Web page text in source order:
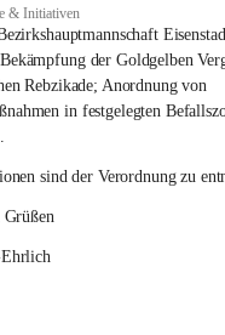
& Initiativen
der Goldgelben
Rebzikade; Anordnung von
in festgelegten
sind der Verordnung zu
Ehrlich